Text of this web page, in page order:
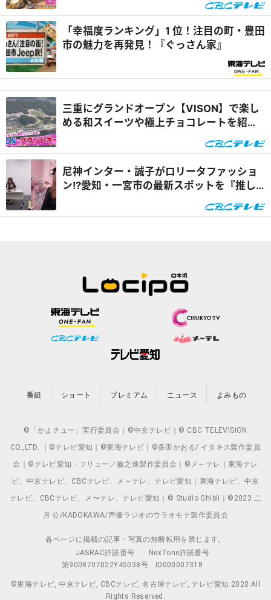
「幸福度ランキング」1 位！注目の町・豊田
市の魅力を再発見！『ぐっさん家』
三重にグランドオープン【VISON】で楽し
める和スイーツや極上チョコレートを紹
尼神インター・誠子がロリータファッショ
ン!?愛知・一宮市の最新スポットを『推し
番組 ショート プレミアム ニュース よみもの
©「かよチュー」実行委員会｜©中京テレビ｜© CBC TELEVISION
CO.,LTD. ｜©テレビ愛知｜©東海テレビ｜©多田かおる/ イタキス製作委員
会｜©テレビ愛知・フリュー／徹之進製作委員会｜©メ～テレ｜東海テレ
ビ、中京テレビ、CBCテレビ、メ～テレ、テレビ愛知｜東海テレビ、中京
テレビ、CBCテレビ、メ〜テレ、テレビ愛知｜© Studio Ghibli｜©2023 二
月 公/KADOKAWA/声優ラジオのウラオモテ製作委員会
各ページに掲載の記事・写真の無断転用を禁じます。
JASRAC許諾番号
NexTone許諾番号
第9008707022Y45038号
ID000007318
©東海テレビ, 中京テレビ, CBCテレビ, 名古屋テレビ, テレビ愛知 2020 All
Rights Reserved.